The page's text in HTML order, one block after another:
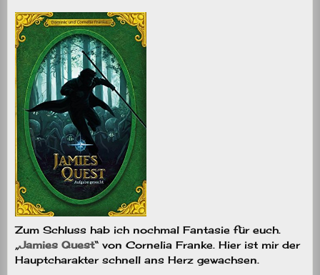
Zum Schluss hab ich nochmal Fantasie für euch.
„Jamies Quest“ von Cornelia Franke. Hier ist mir der
Hauptcharakter schnell ans Herz gewachsen.